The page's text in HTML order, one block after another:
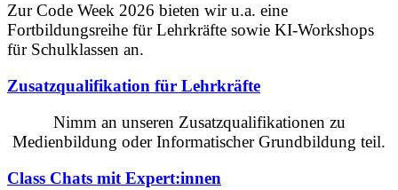
Zur Code Week 2026 bieten wir u.a. eine
Fortbildungsreihe für Lehrkräfte sowie KI-Workshops
für Schulklassen an.
Zusatzqualifikation für Lehrkräfte
Nimm an unseren Zusatzqualifikationen zu
Medienbildung oder Informatischer Grundbildung teil.
Class Chats mit Expert:innen